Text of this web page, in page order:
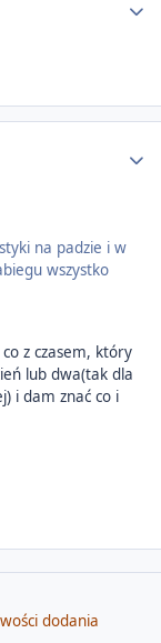
na padzie i w
wszystko
z czasem, który
lub dwa(tak dla
i dam znać co i
dodania